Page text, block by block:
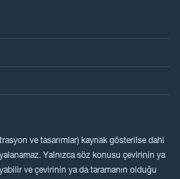
ve tasarımlar) kaynak gösterilse dahi
Yalnızca söz konusu çevirinin ya
ve çevirinin ya da taramanın olduğu